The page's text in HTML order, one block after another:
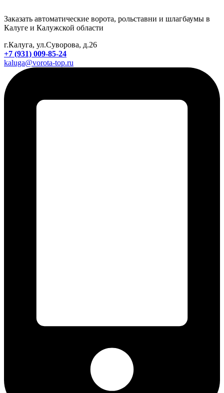
Заказать автоматические ворота, рольставни и шлагбаумы в
Калуге и Калужской области
г.Калуга, ул.Суворова, д.26
+7 (931) 009-85-24
kaluga@vorota-top.ru